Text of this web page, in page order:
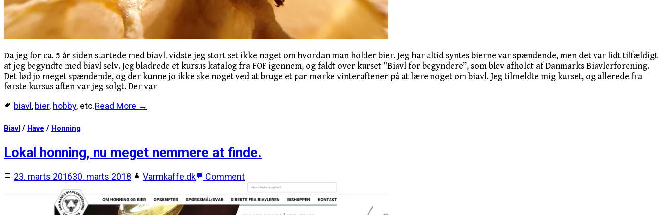
Da jeg for ca. 5 år siden startede med biavl, vidste jeg stort set ikke noget om hvordan man holder bier. Jeg har altid syntes bierne var spændende, men det var lidt tilfældigt
at jeg begyndte med biavl selv. Jeg bladrede et kursus katalog fra FOF igennem, og faldt over kurset “Biavl for begyndere”, som blev afholdt af Danmarks Biavlerforening.
Det lød jo meget spændende, og der kunne jo ikke ske noget ved at bruge et par mørke vinteraftener på at lære noget om biavl. Jeg tilmeldte mig kurset, og allerede fra
første kursus aften var jeg solgt. Der var
biavl , bier, hobby, etc.Read More →
Biavl / Have / Honning
Lokal honning, nu meget nemmere at finde.
23. marts 201630. marts 2018 Varmkaffe.dk Comment